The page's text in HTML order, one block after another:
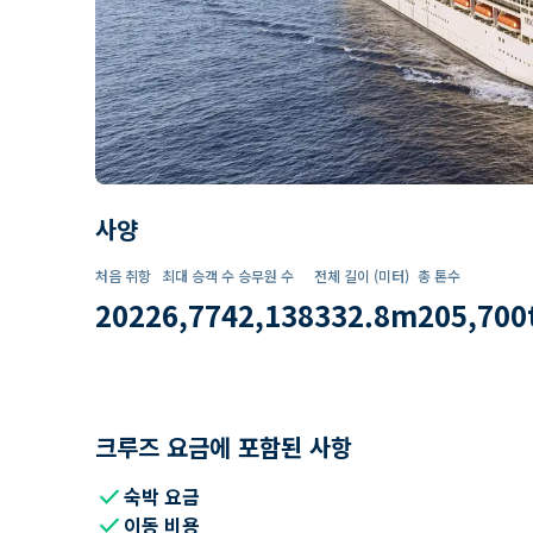
사양
처음 취항
2022
최대 승객 수
6,774
승무원 수
2,138
전체 길이 (미터)
332.8m
총 톤수
205,700
크루즈 요금에 포함된 사항
check숙박 요금
check 이동 비용